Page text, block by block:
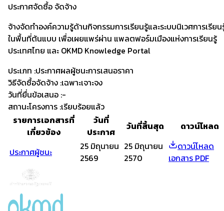
ประกาศจัดซื้อจัดจ้าง
จ้างจัดทำองค์ความรู้ด้านกิจกรรมการเรียนรู้และระบบนิเวศการเรียน
ในพื้นที่ต้นแบบ เพื่อเผยแพร่ผ่าน แพลตฟอร์มเมืองแห่งการเรียนรู้
ประเทศไทย และ OKMD Knowledge Portal
ประเภท :ประกาศผลผู้ชนะการเสนอราคา
วิธีจัดซื้อจัดจ้าง :เฉพาะเจาะจง
วันที่ยื่นข้อเสนอ :-
สถานะโครงการ :เรียบร้อยแล้ว
รายการเอกสารที่
เกี่ยวข้อง
วันที่
ประกาศ
วันที่สิ้นสุด ดาวน์โหลด
ประกาศผู้ชนะ
25 มิถุนายน
2569
25 มิถุนายน
2570
ดาวน์โหลด
เอกสาร PDF